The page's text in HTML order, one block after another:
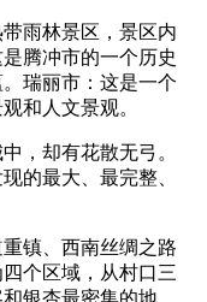
雨林景区，景区内
腾冲市的一个历史
瑞丽市：这是一个
和人文景观。
，却有花散无弓。
的最大、最完整、
镇、西南丝绸之路
个区域，从村口三
银杏最密集的地